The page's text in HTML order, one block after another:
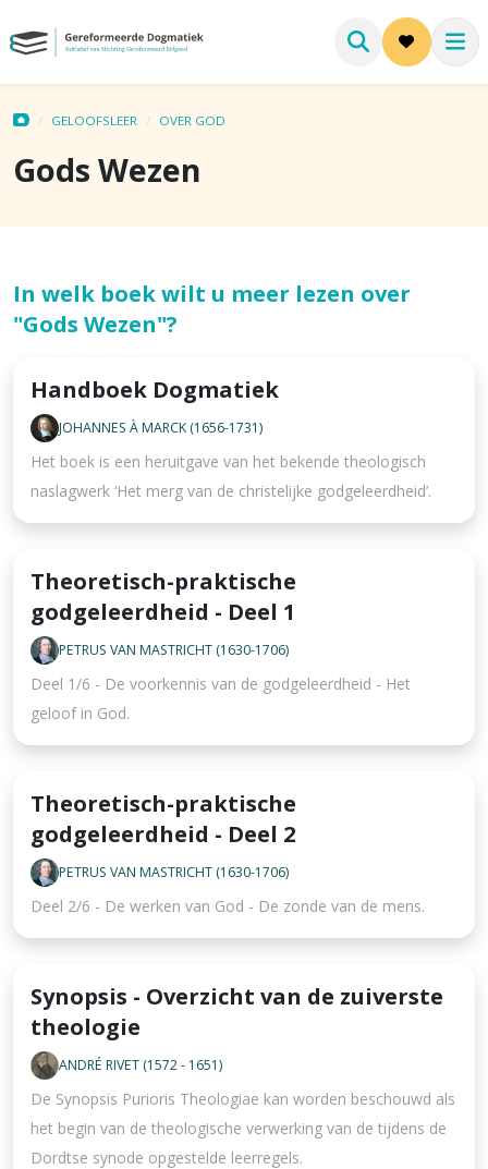
GELOOFSLEER OVER GOD
Gods Wezen
In welk boek wilt u meer lezen over
"Gods Wezen"?
Handboek Dogmatiek
JOHANNES À MARCK (1656-1731)
Het boek is een heruitgave van het bekende theologisch
naslagwerk ‘Het merg van de christelijke godgeleerdheid’.
Theoretisch-praktische
godgeleerdheid - Deel 1
PETRUS VAN MASTRICHT (1630-1706)
Deel 1/6 - De voorkennis van de godgeleerdheid - Het
geloof in God.
Theoretisch-praktische
godgeleerdheid - Deel 2
PETRUS VAN MASTRICHT (1630-1706)
Deel 2/6 - De werken van God - De zonde van de mens.
Synopsis - Overzicht van de zuiverste
theologie
ANDRÉ RIVET (1572 - 1651)
De Synopsis Purioris Theologiae kan worden beschouwd als
het begin van de theologische verwerking van de tijdens de
Dordtse synode opgestelde leerregels.